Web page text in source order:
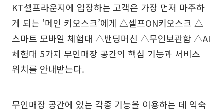
KT셀프라운지에 입장하는 고객은 가장 먼저 마주하
게 되는 ‘메인 키오스크’에게 △셀프ON키오스크 △
스마트 모바일 체험대 △밴딩머신 △무인보관함 △AI
체험대 5가지 무인매장 공간의 핵심 기능과 서비스
위치를 안내받는다.
무인매장 공간에 있는 각종 기능을 이용하는 데 익숙